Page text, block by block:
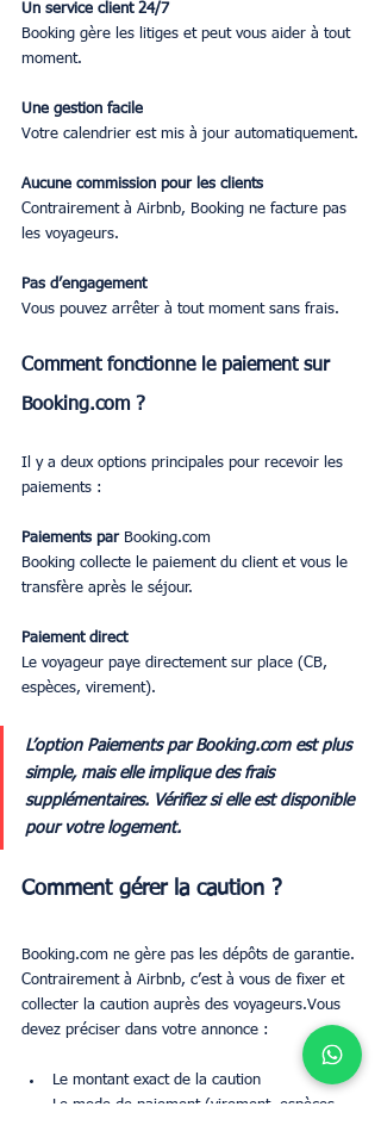
Un service client 24/7
Booking gère les litiges et peut vous aider à tout
moment.
Une gestion facile
Votre calendrier est mis à jour automatiquement.
Aucune commission pour les clients
Contrairement à Airbnb, Booking ne facture pas
les voyageurs.
Pas d’engagement
Vous pouvez arrêter à tout moment sans frais.
Comment fonctionne le paiement sur
Booking.com ?
Il y a deux options principales pour recevoir les
paiements :
Paiements par Booking.com
Booking collecte le paiement du client et vous le
transfère après le séjour.
Paiement direct
Le voyageur paye directement sur place (CB,
espèces, virement).
L’option Paiements par Booking.com est plus
simple, mais elle implique des frais
supplémentaires. Vérifiez si elle est disponible
pour votre logement.
Comment gérer la caution ?
Booking.com ne gère pas les dépôts de garantie.
Contrairement à Airbnb, c’est à vous de fixer et
collecter la caution auprès des voyageurs.Vous
devez préciser dans votre annonce :
Le montant exact de la caution
Le mode de paiement (virement, espèces,